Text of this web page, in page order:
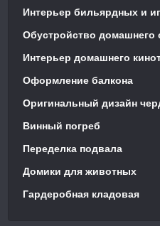
Интерьер бильярдных и
Обустройство домашнего
Интерьер домашнего
Оформление балкона
Оригинальный дизайн
Винный погреб
Переделка подвала
Домики для животных
Гардеробная кладовая